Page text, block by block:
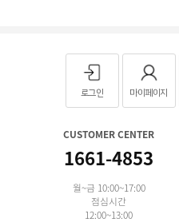
로그인 마이페이지
CUSTOMER CENTER
1661-4853
월~금 10:00~17:00
점심시간
12:00~13:00